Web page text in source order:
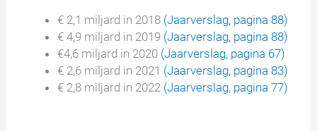
€ 2,1 miljard in 2018 (Jaarverslag, pagina 88)
€ 4,9 miljard in 2019 (Jaarverslag, pagina 88)
€4,6 miljard in 2020 (Jaarverslag, pagina 67)
€ 2,6 miljard in 2021 (Jaarverslag, pagina 83)
€ 2,8 miljard in 2022 (Jaarverslag, pagina 77)